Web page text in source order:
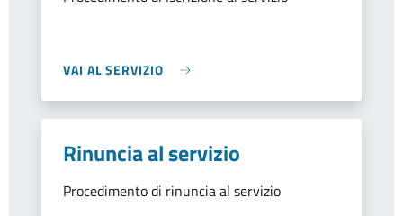
VAI AL SERVIZIO
Rinuncia al servizio
Procedimento di rinuncia al servizio